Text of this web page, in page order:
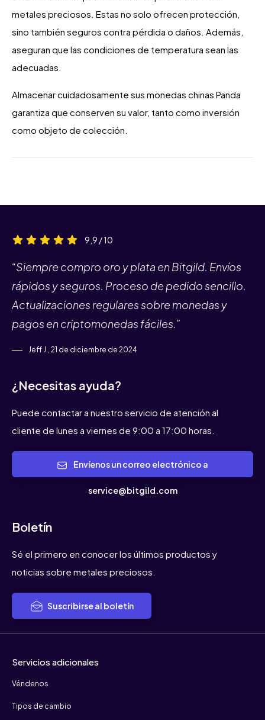
metales preciosos. Estas no solo ofrecen protección,
sino también seguros contra pérdida o daños. Además,
aseguran que las condiciones de temperatura sean las
adecuadas.
Almacenar cuidadosamente sus monedas chinas Panda
garantiza que conserven su valor, tanto como inversión
como objeto de colección.
9,9 / 10
“Siempre compro oro y plata en Bitgild. Envíos
rápidos y seguros. Proceso de pedido sencillo.
Actualizaciones regulares sobre monedas y
pagos en criptomonedas fáciles.”
Jeff J., 21 de diciembre de 2024
¿Necesitas ayuda?
Puede contactar a nuestro servicio de atención al
cliente de lunes a viernes de 9:00 a 17:00 horas.
service@bitgild.com
Boletín
Sé el primero en conocer los últimos productos y
noticias sobre metales preciosos.
Suscribirse al boletín
Servicios adicionales
Véndenos
Tipos de cambio